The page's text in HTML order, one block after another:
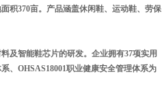
积370亩。产品涵盖休闲鞋、运动鞋、劳保
及智能鞋芯片的研发。企业拥有37项实用
、OHSAS18001职业健康安全管理体系为